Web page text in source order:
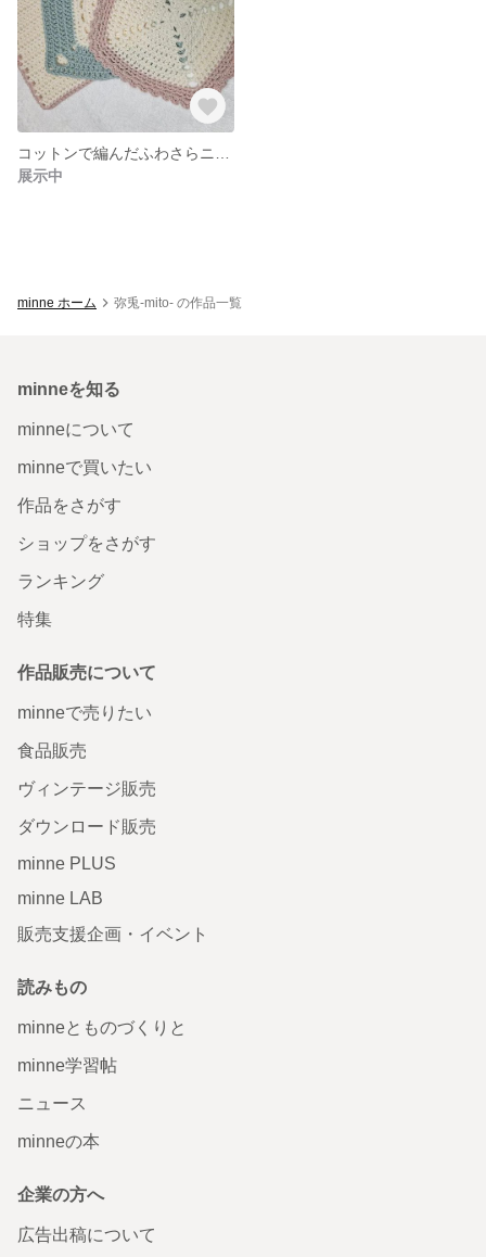
展示中
minne ホーム 弥兎-mito- の作品一覧
minneを知る
minneについて
minneで買いたい
作品をさがす
ショップをさがす
ランキング
特集
作品販売について
minneで売りたい
食品販売
ヴィンテージ販売
ダウンロード販売
minne PLUS
minne LAB
販売支援企画・イベント
読みもの
minneとものづくりと
minne学習帖
ニュース
minneの本
企業の方へ
広告出稿について